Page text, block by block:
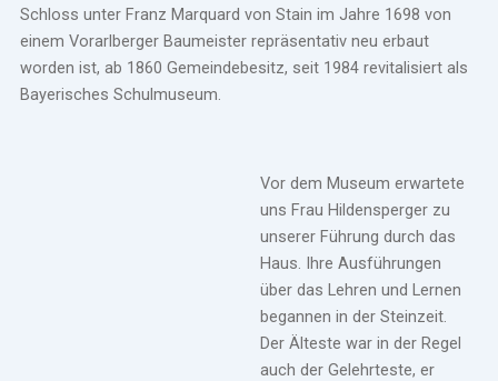
Schloss unter Franz Marquard von Stain im Jahre 1698 von
einem Vorarlberger Baumeister repräsentativ neu erbaut
worden ist, ab 1860 Gemeindebesitz, seit 1984 revitalisiert als
Bayerisches Schulmuseum.
Vor dem Museum erwartete
uns Frau Hildensperger zu
unserer Führung durch das
Haus. Ihre Ausführungen
über das Lehren und Lernen
begannen in der Steinzeit.
Der Älteste war in der Regel
auch der Gelehrteste, er